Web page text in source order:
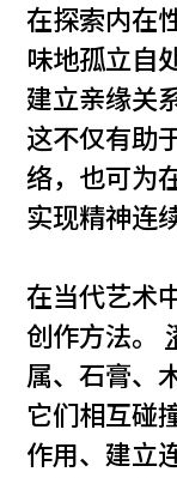
在探索内在
味地孤立自
建立亲缘关
这不仅有助
络，也可为
实现精神连
在当代艺术
创作方法。
属、石膏、
它们相互碰
作用、建立